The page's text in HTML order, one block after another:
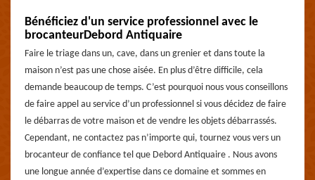
Bénéficiez d'un service professionnel avec le
brocanteurDebord Antiquaire
Faire le triage dans un, cave, dans un grenier et dans toute la
maison n’est pas une chose aisée. En plus d’être difficile, cela
demande beaucoup de temps. C’est pourquoi nous vous conseillons
de faire appel au service d’un professionnel si vous décidez de faire
le débarras de votre maison et de vendre les objets débarrassés.
Cependant, ne contactez pas n’importe qui, tournez vous vers un
brocanteur de confiance tel que Debord Antiquaire . Nous avons
une longue année d’expertise dans ce domaine et sommes en